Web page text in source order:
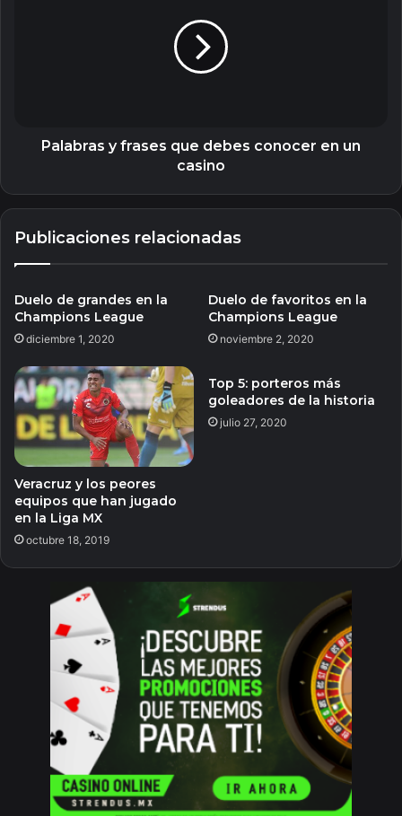
Palabras y frases que debes conocer en un
casino
Publicaciones relacionadas
Duelo de grandes en la
Champions League
diciembre 1, 2020
Duelo de favoritos en la
Champions League
noviembre 2, 2020
Veracruz y los peores
equipos que han jugado
en la Liga MX
octubre 18, 2019
Top 5: porteros más
goleadores de la historia
julio 27, 2020